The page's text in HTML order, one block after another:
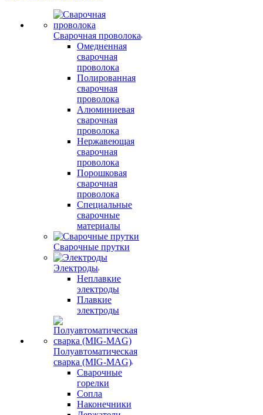
Сварочная проволока
Омедненная
сварочная
проволока
Полированная
сварочная
проволока
Алюминиевая
сварочная
проволока
Нержавеющая
сварочная
проволока
Порошковая
сварочная
проволока
Специальные
сварочные
материалы
Сварочные прутки
Электроды
Неплавкие
электроды
Плавкие
электроды
Полуавтоматическая
сварка (MIG-MAG)
Сварочные
горелки
Сопла
Наконечники